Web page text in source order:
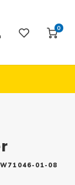
0
01-08